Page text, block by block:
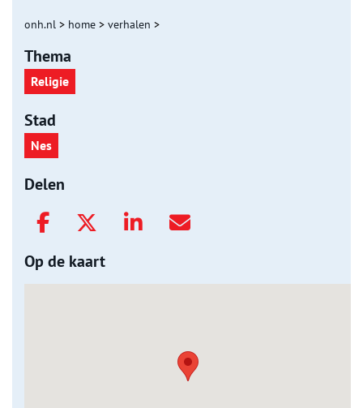
onh.nl > home > verhalen >
Thema
Religie
Stad
Nes
Delen
Op de kaart